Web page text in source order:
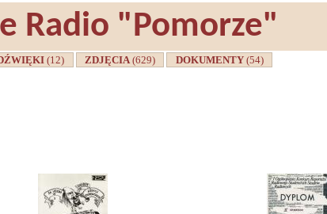
Radio "Pomorze"
(12) ZDJĘCIA(629) DOKUMENTY (54)